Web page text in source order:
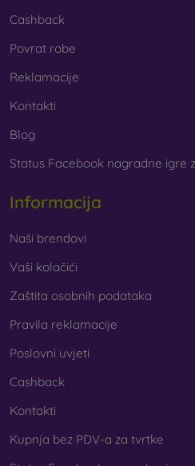
Cashback
Povrat robe
Reklamacije
Kontakti
Blog
Status Facebook nagradne igre
Informacija
Naši brendovi
Vaši kolačići
Zaštita osobnih podataka
Pravila reklamacije
Poslovni uvjeti
Cashback
Kontakti
Kupnja bez PDV-a za tvrtke